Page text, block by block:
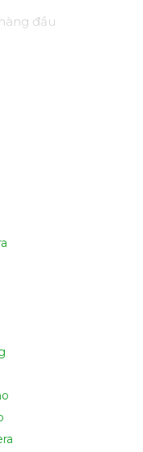
đầu